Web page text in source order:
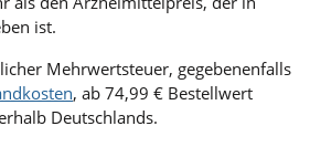
ist.
Mehrwertsteuer, gegebenenfalls
, ab 74,99 € Bestellwert
Deutschlands.